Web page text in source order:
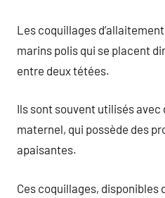
Les coquillages
marins polis qui se placent
entre deux tétées.
Ils sont souvent utilisés
maternel, qui possède des
apaisantes.
Ces coquillages,